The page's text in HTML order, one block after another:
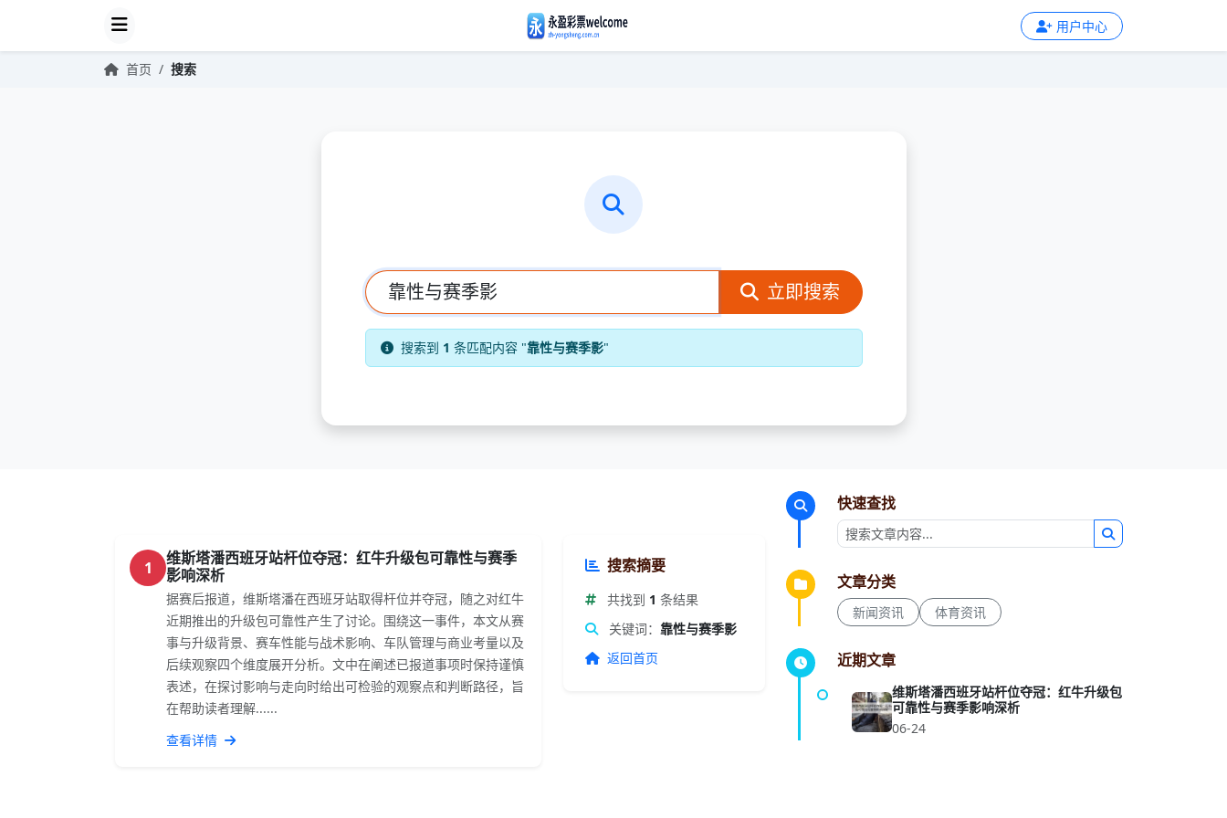
用户中心
首页 / 搜索
立即搜索
搜索到 1 条匹配内容 "靠性与赛季影"
1
维斯塔潘西班牙站杆位夺冠：红牛升级包可靠性与赛季
影响深析
据赛后报道，维斯塔潘在西班牙站取得杆位并夺冠，随之对红牛
近期推出的升级包可靠性产生了讨论。围绕这一事件，本文从赛
事与升级背景、赛车性能与战术影响、车队管理与商业考量以及
后续观察四个维度展开分析。文中在阐述已报道事项时保持谨慎
表述，在探讨影响与走向时给出可检验的观察点和判断路径，旨
在帮助读者理解......
查看详情
搜索摘要
共找到 1 条结果
关键词： 靠性与赛季影
返回首页
快速查找
文章分类
新闻资讯 体育资讯
近期文章
维斯塔潘西班牙站杆位夺冠：红牛升级包
可靠性与赛季影响深析
06-24